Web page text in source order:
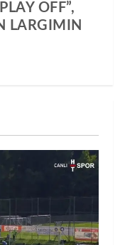
OFF”,
LARGIMIN